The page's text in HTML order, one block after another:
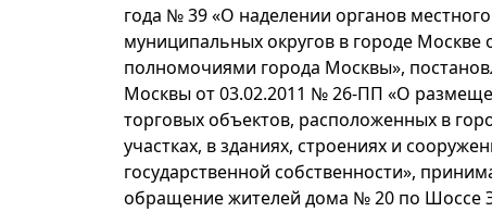
года № 39 «О наделении органов
муниципальных округов в городе Москве
полномочиями города Москвы»,
Москвы от 03.02.2011 № 26-ПП «О
торговых объектов, расположенных в
участках, в зданиях, строениях и
государственной собственности»,
обращение жителей дома № 20 по Шоссе